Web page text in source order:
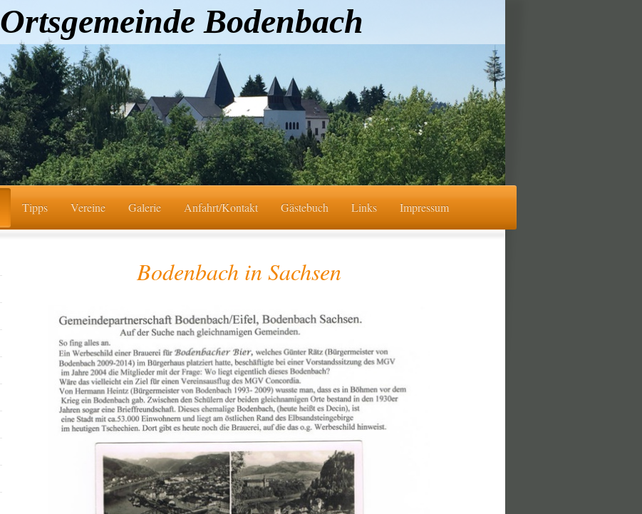
Ortsgemeinde Bodenbach
Tipps Vereine Galerie Anfahrt/Kontakt Gästebuch Links Impressum
Bodenbach in Sachsen